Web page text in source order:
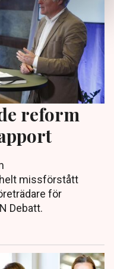
reform
missförstått
för
Debatt.